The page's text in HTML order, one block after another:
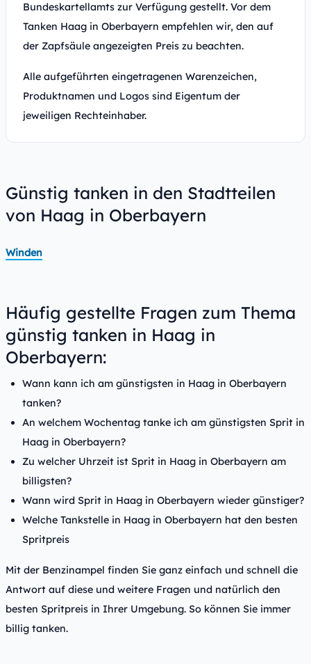
Bundeskartellamts zur Verfügung gestellt. Vor dem
Tanken Haag in Oberbayern empfehlen wir, den auf
der Zapfsäule angezeigten Preis zu beachten.
Alle aufgeführten eingetragenen Warenzeichen,
Produktnamen und Logos sind Eigentum der
jeweiligen Rechteinhaber.
Günstig tanken in den Stadtteilen
von Haag in Oberbayern
Winden
Häufig gestellte Fragen zum Thema
günstig tanken in Haag in
Oberbayern:
Wann kann ich am günstigsten in Haag in Oberbayern
tanken?
An welchem Wochentag tanke ich am günstigsten Sprit in
Haag in Oberbayern?
Zu welcher Uhrzeit ist Sprit in Haag in Oberbayern am
billigsten?
Wann wird Sprit in Haag in Oberbayern wieder günstiger?
Welche Tankstelle in Haag in Oberbayern hat den besten
Spritpreis
Mit der Benzinampel finden Sie ganz einfach und schnell die
Antwort auf diese und weitere Fragen und natürlich den
besten Spritpreis in Ihrer Umgebung. So können Sie immer
billig tanken.